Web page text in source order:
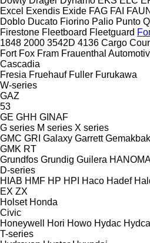
Excel Exendis Exide FAG FAI FAUN
Doblo Ducato Fiorino Palio Punto
Firestone Fleetboard Fleetguard
1848 2000 3542D 4136 Cargo
Fort Fox Fram Frauenthal
Cascadia
Fresia Fruehauf Fuller Furukawa
W-series
GAZ
53
GE GHH GINAF
G series M series X series
GMC GRI Galaxy Garrett Gemakbak
GMK RT
Grundfos Grundig Guilera
D-series
HIAB HMF HP HPI Haco Hadef
EX ZX
Holset Honda
Civic
Honeywell
Hori Howo Hydac
T-series